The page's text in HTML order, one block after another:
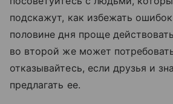
подскажут, как избежать
половине дня проще
во второй же может
отказывайтесь, если друзья и
предлагать ее.